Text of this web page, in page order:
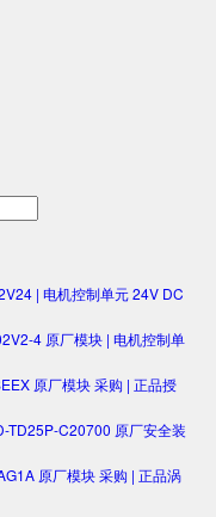
| 电机控制单元 24V DC
4 原厂模块 | 电机控制单
原厂模块 采购 | 正品授
TD25P-C20700 原厂安全装
原厂模块 采购 | 正品涡